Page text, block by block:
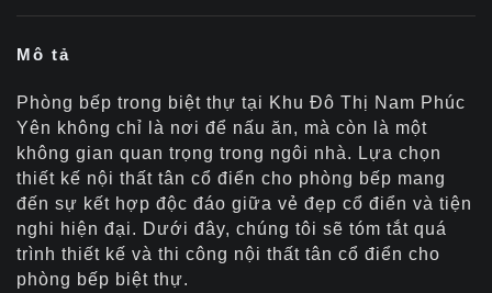
Mô tả
Phòng bếp trong biệt thự tại Khu Đô Thị Nam Phúc
Yên không chỉ là nơi để nấu ăn, mà còn là một
không gian quan trọng trong ngôi nhà. Lựa chọn
thiết kế nội thất tân cổ điển cho phòng bếp mang
đến sự kết hợp độc đáo giữa vẻ đẹp cổ điển và tiện
nghi hiện đại. Dưới đây, chúng tôi sẽ tóm tắt quá
trình thiết kế và thi công nội thất tân cổ điển cho
phòng bếp biệt thự.